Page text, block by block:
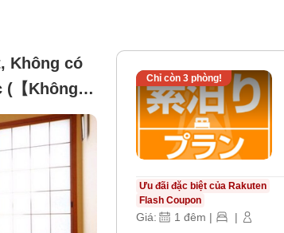
Không có
(【Không
cho 1~3
nhà vệ
Chỉ còn 3phòng!
Ưu đãi đặc biệt của Rakuten
Flash Coupon
Giá: 1 đêm | |